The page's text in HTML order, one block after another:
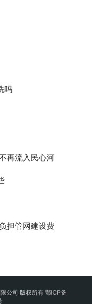
吗
再流入民心河
担管网建设费
公司 版权所有 鄂ICP备